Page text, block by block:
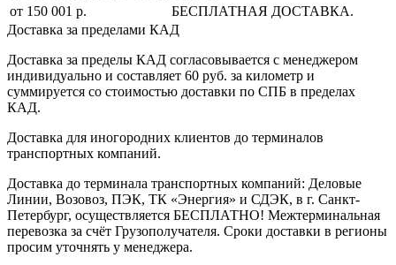
от 150 001 р.
БЕСПЛАТНАЯ ДОСТАВКА.
Доставка за пределами КАД
Доставка за пределы КАД согласовывается с менеджером
индивидуально и составляет 60 руб. за километр и
суммируется со стоимостью доставки по СПБ в пределах
КАД.
Доставка для иногородних клиентов до терминалов
транспортных компаний.
Доставка до терминала транспортных компаний: Деловые
Линии, Возовоз, ПЭК, ТК «Энергия» и СДЭК, в г. Санкт-
Петербург, осуществляется БЕСПЛАТНО! Межтерминальная
перевозка за счёт Грузополучателя. Сроки доставки в регионы
просим уточнять у менеджера.